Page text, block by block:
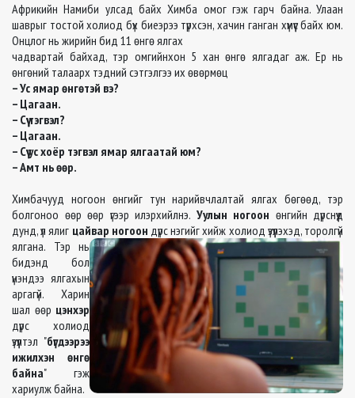
Африкийн Намиби улсад байх Химба омог гэж гарч байна. Улаан
шаврыг тостой холиод бүх биеэрээ түрхсэн, хачин ганган хүмүүс байх юм.
Онцлог нь жирийн бид 11 өнгө ялгах
чадвартай байхад, тэр омгийнхон 5 хан өнгө ялгадаг аж. Ер нь
өнгөний талаарх тэдний сэтгэлгээ их өвөрмөц
– Ус ямар өнгөтэй вэ?
– Цагаан.
– Сүү тэгвэл?
– Цагаан.
– Сүү ус хоёр тэгвэл ямар ялгаатай юм?
– Амт нь өөр.
Химбачууд ногоон өнгийг тун нарийвчлалтай ялгах бөгөөд, тэр
болгоноо өөр өөр үгээр илэрхийлнэ. Уулын ногоон өнгийн дүрснүүд
дунд, үл ялиг цайвар ногоон дүрс нэгийгхийж холиод үзүүлэхэд, торолгүй
ялгана. Тэр нь
бидэнд бол
үнэндээ ялгахын
аргагүй. Харин
шал өөр цэнхэр
дүрс холиод
үзүүлтэл "бүгдээрээ
ижилхэн өнгө
байна" гэж
хариулж байна.